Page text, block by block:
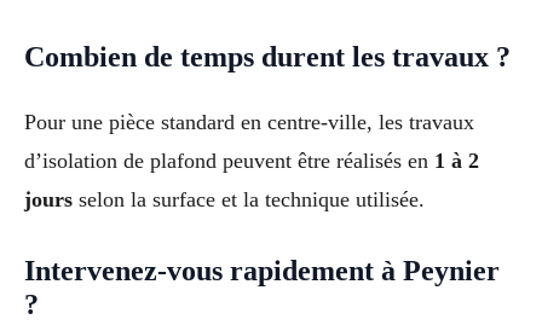
Combien de temps durent les travaux ?
Pour une pièce standard en centre-ville, les travaux
d’isolation de plafond peuvent être réalisés en 1 à 2
jours selon la surface et la technique utilisée.
Intervenez-vous rapidement à Peynier
?